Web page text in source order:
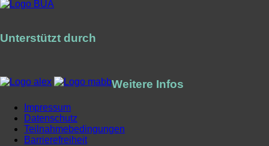
Unterstützt durch
Weitere Infos
Impressum
Datenschutz
Teilnahmebedingungen
Barrierefreiheit